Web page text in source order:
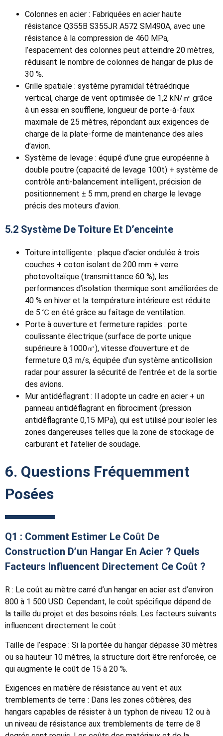
Colonnes en acier : Fabriquées en acier haute
résistance Q355B S355JR A572 SM490A, avec une
résistance à la compression de 460 MPa,
l’espacement des colonnes peut atteindre 20 mètres,
réduisant le nombre de colonnes de hangar de plus de
30 %.
Grille spatiale : système pyramidal tétraédrique
vertical, charge de vent optimisée de 1,2 kN/㎡ grâce
à un essai en soufflerie, longueur de porte-à-faux
maximale de 25 mètres, répondant aux exigences de
charge de la plate-forme de maintenance des ailes
d’avion.
Système de levage : équipé d’une grue européenne à
double poutre (capacité de levage 100t) + système de
contrôle anti-balancement intelligent, précision de
positionnement ± 5 mm, prend en charge le levage
précis des moteurs d’avion.
5.2 Système De Toiture Et D’enceinte
Toiture intelligente : plaque d’acier ondulée à trois
couches + coton isolant de 200 mm + verre
photovoltaïque (transmittance 60 %), les
performances d’isolation thermique sont améliorées de
40 % en hiver et la température intérieure est réduite
de 5 ℃ en été grâce au faîtage de ventilation.
Porte à ouverture et fermeture rapides : porte
coulissante électrique (surface de porte unique
supérieure à 1000㎡), vitesse d’ouverture et de
fermeture 0,3 m/s, équipée d’un système anticollision
radar pour assurer la sécurité de l’entrée et de la sortie
des avions.
Mur antidéflagrant : Il adopte un cadre en acier + un
panneau antidéflagrant en fibrociment (pression
antidéflagrante 0,15 MPa), qui est utilisé pour isoler les
zones dangereuses telles que la zone de stockage de
carburant et l’atelier de soudage.
6. Questions Fréquemment
Posées
Q1 : Comment Estimer Le Coût De
Construction D’un Hangar En Acier ? Quels
Facteurs Influencent Directement Ce Coût ?
R : Le coût au mètre carré d’un hangar en acier est d’environ
800 à 1 500 USD. Cependant, le coût spécifique dépend de
la taille du projet et des besoins réels. Les facteurs suivants
influencent directement le coût :
Taille de l’espace : Si la portée du hangar dépasse 30 mètres
ou sa hauteur 10 mètres, la structure doit être renforcée, ce
qui augmente le coût de 15 à 20 %.
Exigences en matière de résistance au vent et aux
tremblements de terre : Dans les zones côtières, des
hangars capables de résister à un typhon de niveau 12 ou à
un niveau de résistance aux tremblements de terre de 8